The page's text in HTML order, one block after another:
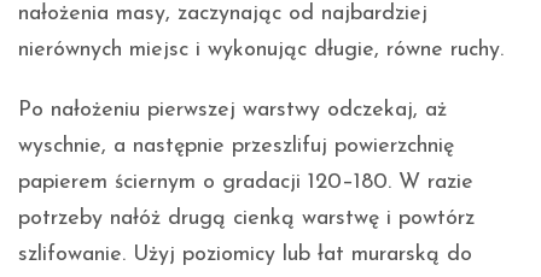
nałożenia masy, zaczynając od najbardziej
nierównych miejsc i wykonując długie, równe ruchy.
Po nałożeniu pierwszej warstwy odczekaj, aż
wyschnie, a następnie przeszlifuj powierzchnię
papierem ściernym o gradacji 120–180. W razie
potrzeby nałóż drugą cienką warstwę i powtórz
szlifowanie. Użyj poziomicy lub łat murarską do